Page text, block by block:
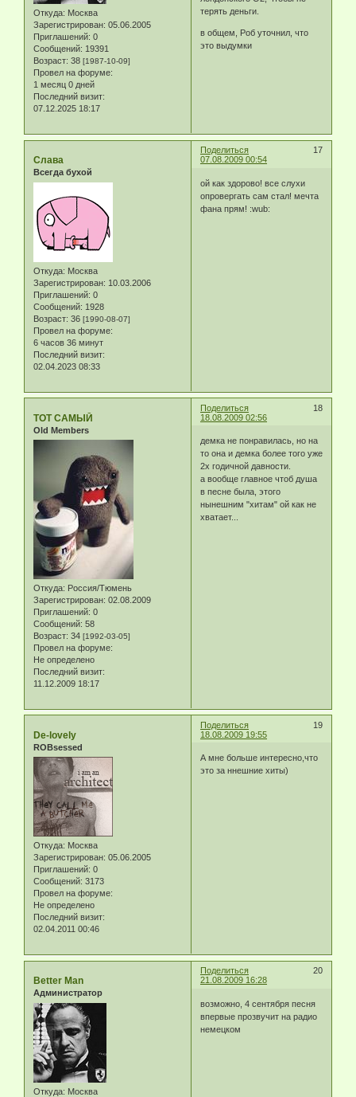
Откуда: Москва
Зарегистрирован: 05.06.2005
Приглашений: 0
Сообщений: 19391
Возраст: 38 [1987-10-09]
Провел на форуме:
1 месяц 0 дней
Последний визит:
07.12.2025 18:17
терять деньги.
в общем, Роб уточнил, что
это выдумки
Поделиться
17
07.08.2009 00:54
Слава
Всегда бухой
Откуда: Москва
Зарегистрирован: 10.03.2006
Приглашений: 0
Сообщений: 1928
Возраст: 36 [1990-08-07]
Провел на форуме:
6 часов 36 минут
Последний визит:
02.04.2023 08:33
ой как здорово! все слухи
опровергать сам стал! мечта
фана прям! :wub:
Поделиться
18
18.08.2009 02:56
ТОТ САМЫЙ
Old Members
Откуда: Россия/Тюмень
Зарегистрирован: 02.08.2009
Приглашений: 0
Сообщений: 58
Возраст: 34 [1992-03-05]
Провел на форуме:
Не определено
Последний визит:
11.12.2009 18:17
демка не понравилась, но на
то она и демка более того уже
2х годичной давности.
а вообще главное чтоб душа
в песне была, этого
нынешним "хитам" ой как не
хватает...
Поделиться
19
18.08.2009 19:55
De-lovely
ROBsessed
Откуда: Москва
Зарегистрирован: 05.06.2005
Приглашений: 0
Сообщений: 3173
Провел на форуме:
Не определено
Последний визит:
02.04.2011 00:46
А мне больше интересно,что
это за ннешние хиты)
Поделиться
20
21.08.2009 16:28
Better Man
Администратор
Откуда: Москва
возможно, 4 сентября песня
впервые прозвучит на радио
немецком